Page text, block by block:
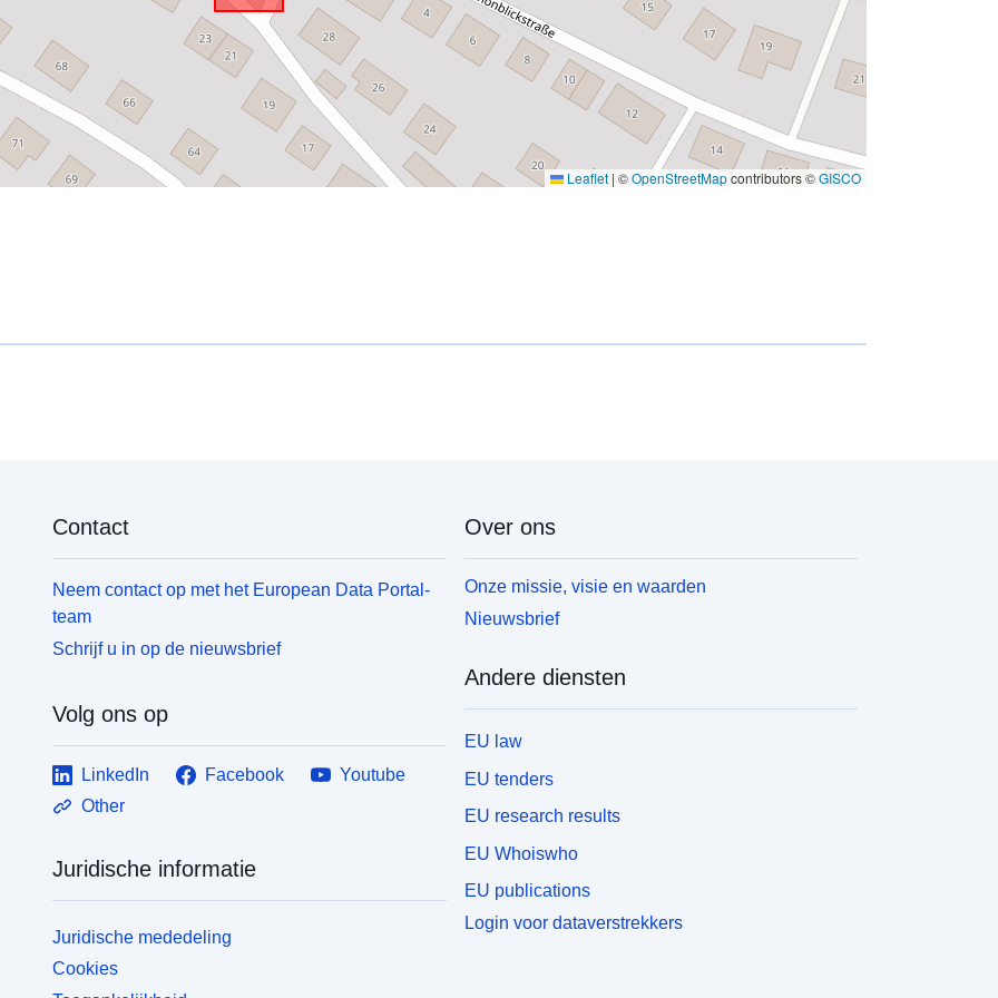
Leaflet | ©OpenStreetMapcontributors ©GISCO
Contact
Neem contact op met het European Data Portal-
team
Schrijf u in op de nieuwsbrief
Volg ons op
LinkedIn Facebook
Youtube
Other
Juridische informatie
Juridische mededeling
Cookies
Over ons
Onze missie, visie en waarden
Nieuwsbrief
Andere diensten
EU law
EU tenders
EU research results
EU Whoiswho
EU publications
Login voor dataverstrekkers